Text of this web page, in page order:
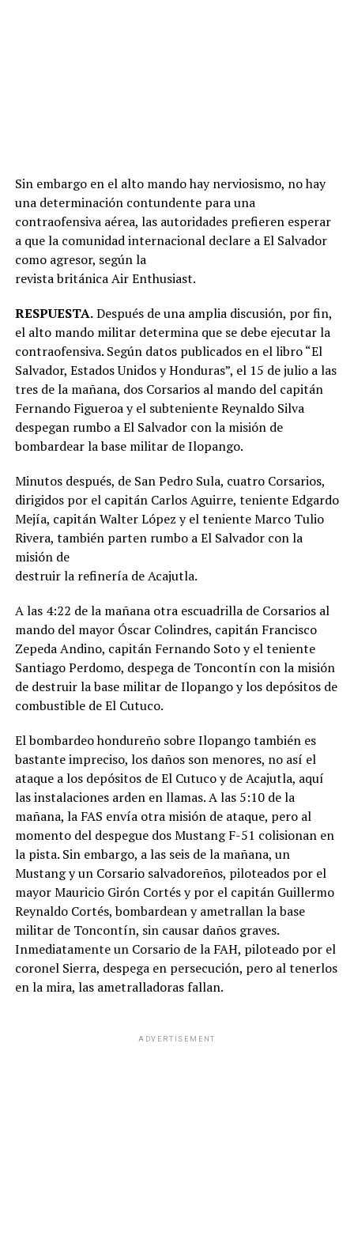
Sin embargo en el alto mando hay nerviosismo, no hay
una determinación contundente para una
contraofensiva aérea, las autoridades prefieren esperar
a que la comunidad internacional declare a El Salvador
como agresor, según la
revista británica Air Enthusiast.
RESPUESTA.Después de una amplia discusión, por fin,
el alto mando militar determina que se debe ejecutar la
contraofensiva. Según datos publicados en el libro “El
Salvador, Estados Unidos y Honduras”, el 15 de julio a las
tres de la mañana, dos Corsarios al mando del capitán
Fernando Figueroa y el subteniente Reynaldo Silva
despegan rumbo a El Salvador con la misión de
bombardear la base militar de Ilopango.
Minutos después, de San Pedro Sula, cuatro Corsarios,
dirigidos por el capitán Carlos Aguirre, teniente Edgardo
Mejía, capitán Walter López y el teniente Marco Tulio
Rivera, también parten rumbo a El Salvador con la
misión de
destruir la refinería de Acajutla.
A las 4:22 de la mañana otra escuadrilla de Corsarios al
mando del mayor Óscar Colindres, capitán Francisco
Zepeda Andino, capitán Fernando Soto y el teniente
Santiago Perdomo, despega de Toncontín con la misión
de destruir la base militar de Ilopango y los depósitos de
combustible de El Cutuco.
El bombardeo hondureño sobre Ilopango también es
bastante impreciso, los daños son menores, no así el
ataque a los depósitos de El Cutuco y de Acajutla, aquí
las instalaciones arden en llamas. A las 5:10 de la
mañana, la FAS envía otra misión de ataque, pero al
momento del despegue dos Mustang F-51 colisionan en
la pista. Sin embargo, a las seis de la mañana, un
Mustang y un Corsario salvadoreños, piloteados por el
mayor Mauricio Girón Cortés y por el capitán Guillermo
Reynaldo Cortés, bombardean y ametrallan la base
militar de Toncontín, sin causar daños graves.
Inmediatamente un Corsario de la FAH, piloteado por el
coronel Sierra, despega en persecución, pero al tenerlos
en la mira, las ametralladoras fallan.
ADVERTISEMENT